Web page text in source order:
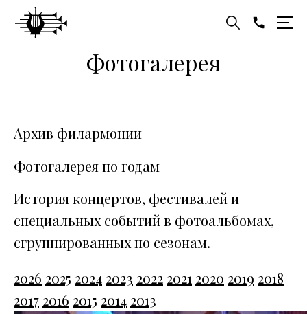
Фотогалерея
Архив филармонии
Фотогалерея по годам
История концертов, фестивалей и
специальных событий в фотоальбомах,
сгруппированных по сезонам.
2026 2025 2024 2023 2022 2021 2020 2019 2018
2017 2016 2015 2014 2013